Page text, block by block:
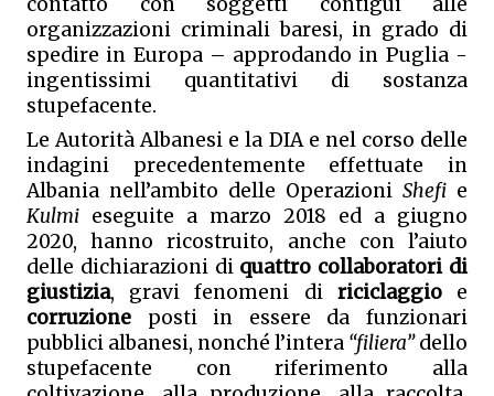
organizzazioni criminali baresi, in grado di
spedire in Europa – approdando in Puglia -
ingentissimi quantitativi di sostanza
stupefacente.
Le Autorità Albanesi e la DIA e nel corso delle
indagini precedentemente effettuate in
Albania nell’ambito delle Operazioni Shefi
Kulmi eseguite a marzo 2018 ed a giugno
2020, hanno ricostruito, anche con l’aiuto
delle dichiarazioni di quattro collaboratori di
giustizia, gravi fenomeni di riciclaggio
corruzione posti in essere da funzionari
pubblici albanesi, nonché l’intera “filiera” dello
stupefacente con riferimento alla